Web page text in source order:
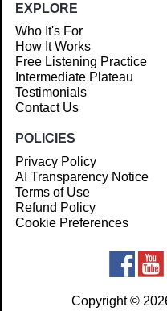
EXPLORE
Who It's For
How It Works
Free Listening Practice
Intermediate Plateau
Testimonials
Contact Us
POLICIES
Privacy Policy
AI Transparency Notice
Terms of Use
Refund Policy
Cookie Preferences
Copyright ©